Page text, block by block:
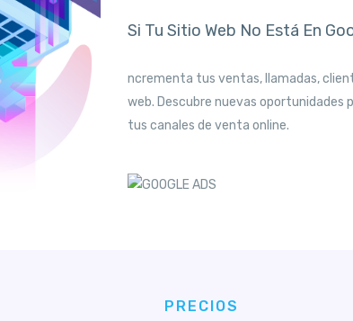
Si Tu Sitio Web No Está En
ncrementa tus ventas, llamadas,
web. Descubre nuevas
tus canales de venta online.
PRECIOS